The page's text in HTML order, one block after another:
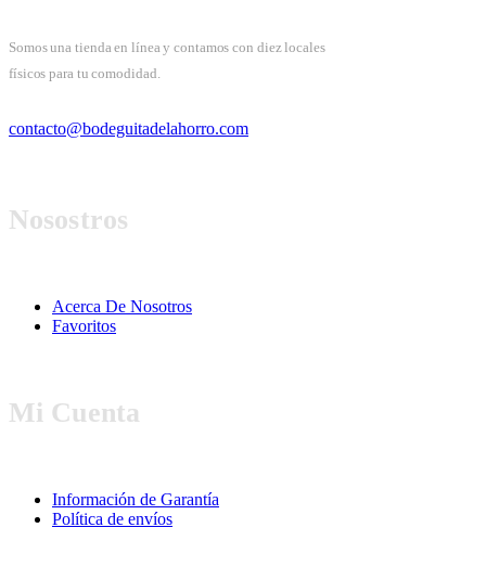
Somos una tienda en línea y contamos con diez locales
físicos para tu comodidad.
contacto@bodeguitadelahorro.com
Nosostros
Acerca De Nosotros
Favoritos
Mi Cuenta
Información de Garantía
Política de envíos